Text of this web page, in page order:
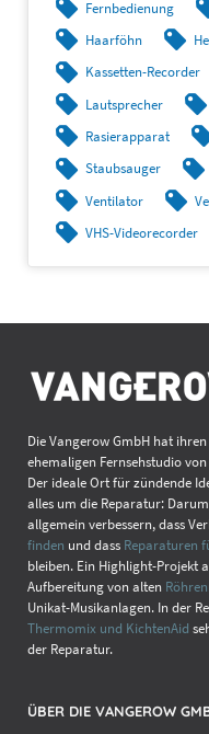
Fernbedienung
Haarföhn
Kassetten-Recorder
Lautsprecher
Rasierapparat
Staubsauger
Ventilator
VHS-Videorecorder
Die Vangerow GmbH hat
ehemaligen Fernsehstudio
Der ideale Ort für zündende
alles um die Reparatur:
allgemein verbessern, dass
finden und dass Reparaturen
bleiben. Ein Highlight-Projekt
Aufbereitung von alten
Unikat-Musikanlagen. In der
Thermomix und KichtenAid
der Reparatur.
ÜBER DIE VANGEROW